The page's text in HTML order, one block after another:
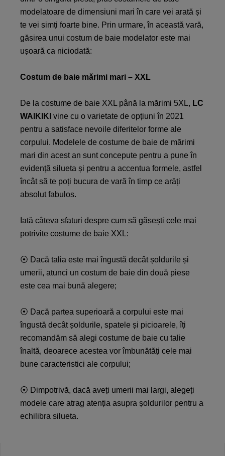
modelatoare de dimensiuni mari în care vei arată și
te vei simți foarte bine. Prin urmare, în această vară,
găsirea unui costum de baie modelator este mai
ușoară ca niciodată:
Costum de baie mărimi mari – XXL
De la costume de baie XXL până la mărimi 5XL, LC
WAIKIKI vine cu o varietate de opțiuni în 2021
pentru a satisface nevoile diferitelor forme ale
corpului. Modelele de costume de baie de mărimi
mari din acest an sunt concepute pentru a pune în
evidență silueta și pentru a accentua formele, astfel
încât să te poți bucura de vară în timp ce arăți
absolut fabulos.
Iată câteva sfaturi despre cum să găsești cele mai
potrivite costume de baie XXL:
⦿ Dacă talia este mai îngustă decât șoldurile și
umerii, atunci un costum de baie din două piese
este cea mai bună alegere;
⦿ Dacă partea superioară a corpului este mai
îngustă decât șoldurile, spatele și picioarele, îți
recomandăm să alegi costume de baie cu talie
înaltă, deoarece acestea vor îmbunătăți cele mai
bune caracteristici ale corpului;
⦿ Dimpotrivă, dacă aveți umerii mai largi, alegeți
modele care atrag atenția asupra șoldurilor pentru a
echilibra silueta.